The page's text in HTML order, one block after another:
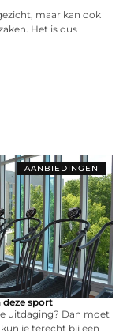
maar kan ook
Het is dus
AANBIEDINGEN
deze sport
uitdaging? Dan moet
je terecht bij een